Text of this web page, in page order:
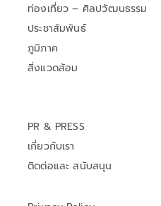
ท่องเที่ยว – ศิลปวัฒนธรรม
ประชาสัมพันธ์
ภูมิภาค
สิ่งแวดล้อม
PR & PRESS
เกี่ยวกับเรา
ติดต่อและ สนับสนุน